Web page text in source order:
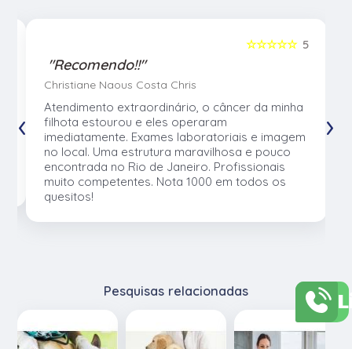
5
☆☆☆☆☆
"Recomendo!!"
Christiane Naous Costa Chris
Atendimento extraordinário, o câncer da minha
filhota estourou e eles operaram
imediatamente. Exames laboratoriais e imagem
no local. Uma estrutura maravilhosa e pouco
encontrada no Rio de Janeiro. Profissionais
muito competentes. Nota 1000 em todos os
quesitos!
‹ ›
Pesquisas relacionadas